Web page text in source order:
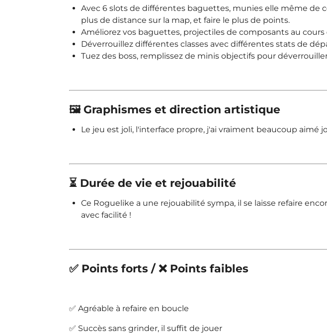
Avec 6 slots de différentes baguettes, munies elle même de
plus de distance sur la map, et faire le plus de points.
Améliorez vos baguettes, projectiles de composants au
Déverrouillez différentes classes avec différentes stats de
Tuez des boss, remplissez de minis objectifs pour
🖼️ Graphismes et direction artistique
Le jeu est joli, l'interface propre, j'ai vraiment beaucoup aimé
⏳ Durée de vie et rejouabilité
Ce Roguelike a une rejouabilité sympa, il se laisse refaire
avec facilité !
✅ Points forts / ❌ Points faibles
✅ Agréable à refaire en boucle
✅ Succès sans grinder, il suffit de jouer